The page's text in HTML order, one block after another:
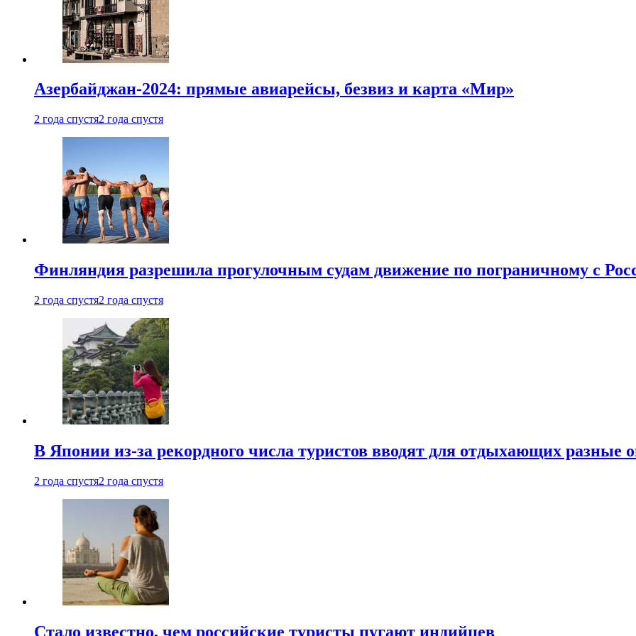
Азербайджан-2024: прямые авиарейсы, безвиз и карта «Мир»
2 года спустя2 года спустя
Финляндия разрешила прогулочным судам движение по пограничному с
2 года спустя2 года спустя
В Японии из-за рекордного числа туристов вводят для отдыхающих разные
2 года спустя2 года спустя
Стало известно, чем российские туристы пугают индийцев